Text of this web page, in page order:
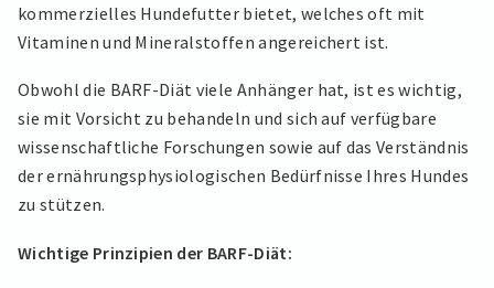
kommerzielles Hundefutter bietet, welches oft mit
Vitaminen und Mineralstoffen angereichert ist.
Obwohl die BARF-Diät viele Anhänger hat, ist es wichtig,
sie mit Vorsicht zu behandeln und sich auf verfügbare
wissenschaftliche Forschungen sowie auf das Verständnis
der ernährungsphysiologischen Bedürfnisse Ihres Hundes
zu stützen.
Wichtige Prinzipien der BARF-Diät: